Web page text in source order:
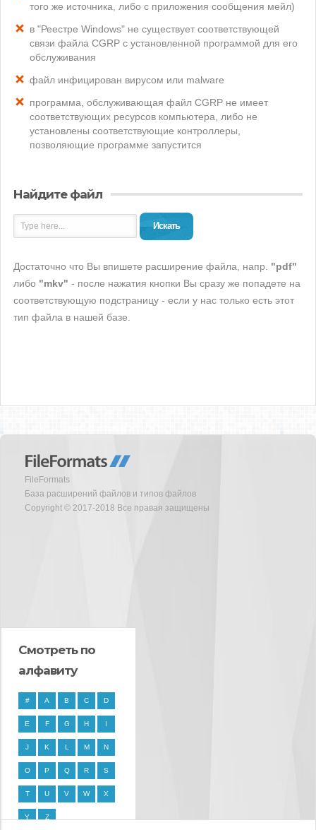
того же источника, либо с приложения сообщения мейл)
в "Реестре Windows" не существует соответствующей
связи файла CGRP с установленной программой для его
обслуживания
файл инфицирован вирусом или malware
программа, обслуживающая файл CGRP не имеет
соответствующих ресурсов компьютера, либо не
установлены соответствующие контроллеры,
позволяющие программе запустится
Найдите файл
Искать
Достаточно что Вы впишете расширение файла, напр. "pdf"
либо "mkv" - после нажатия кнопки Вы сразу же попадете на
соответствующую подстраницу - если у нас только есть этот
тип файла в нашей базе.
FileFormats
База расширений файлов и типов файлов
Copyright © 2017-2018 Все правая защищены
Смотреть по
алфавиту
# A B C D
E F G H I
J K L M N
O P Q R S
T U V W X
Y Z